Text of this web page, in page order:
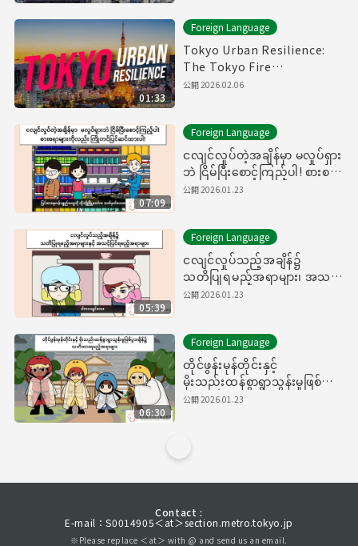
01:33
Foreign Language
Tokyo Urban Resilience:
The Tokyo Fire
Department Annual Fire
公開2026.02.06
07:09
Foreign Language
ငလျင်လှုပ်တဲ့အချိန်မှာ မလှုပ်ရှား
ဘဲ ငြိမ်ပြီးစောင့်ကြည့်ပါ! စားစရာ
များကိုလည်း ကြိုတင်ပြင်ဆင်
公開2026.01.23
05:39
Foreign Language
ငလျင်လှုပ်သည့်အချိန်၌
သတိပြုရမည့်အရာများ၊ အသင့်
ပြင်ရမည့်အရာများ
公開2026.01.23
06:30
Foreign Language
တိုင်ဖွန်းမုန်တိုင်းနှင့်
မိုးသည်းထန်စွာရွာသွန်းမှုဖြစ်ပွား
ချိန်၌ သတိထားရမည့်အရာများ
公開2026.01.23
Contact :
E-mail：S0014905＜at＞section.metro.tokyo.jp
※Please replace ＜at＞ with @ and send us an email.